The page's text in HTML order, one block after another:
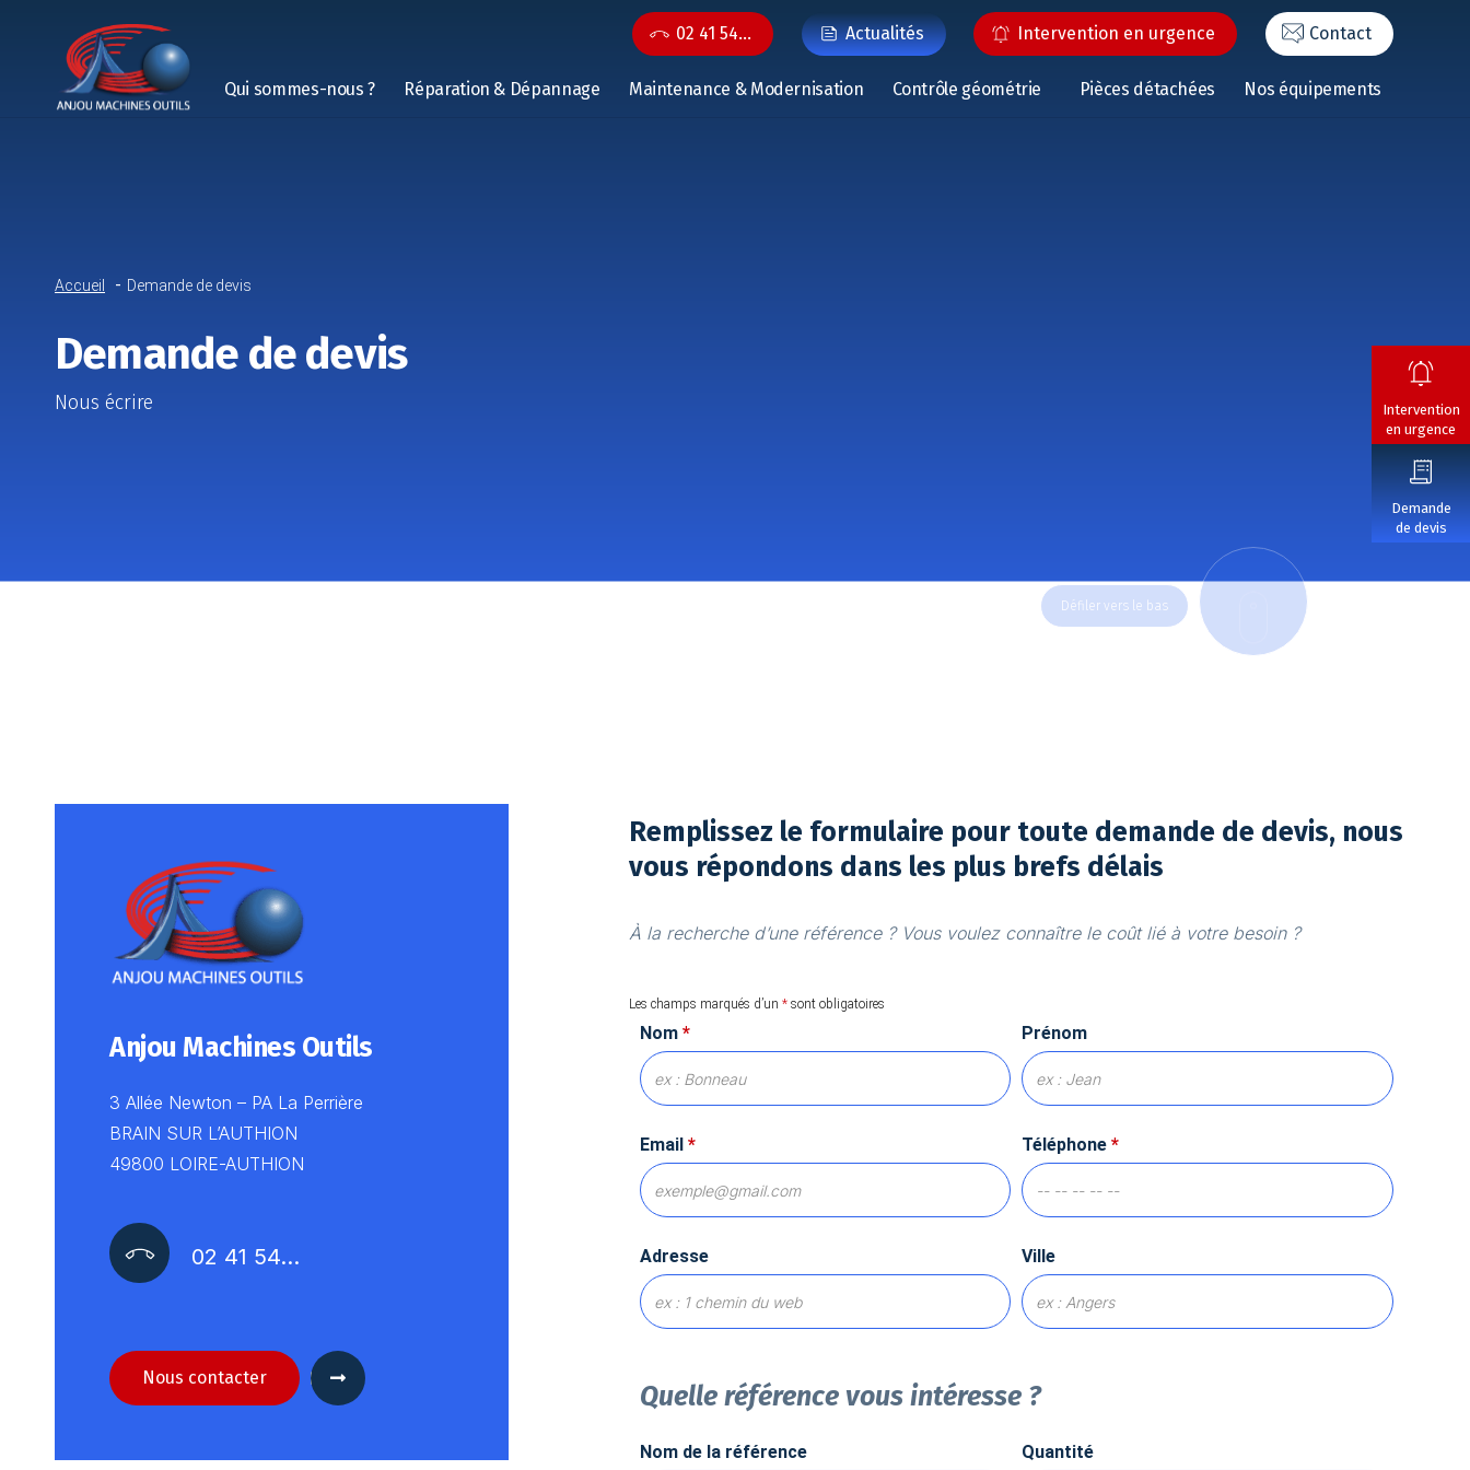
02 41 54… Actualités Intervention en urgence Contact
Qui sommes-nous ? Réparation & Dépannage Maintenance & Modernisation Contrôle géométrie Pièces détachées Nos équipements
Intervention
en urgence
Demande
de devis
Accueil Demande de devis
Demande de devis
Nous écrire
Anjou Machines Outils
3 Allée Newton – PA La Perrière
BRAIN SUR L’AUTHION
49800 LOIRE-AUTHION
02 41 54…
Nous contacter
Remplissez le formulaire pour toute demande de devis, nous
vous répondons dans les plus brefs délais
À la recherche d’une référence ? Vous voulez connaître le coût lié à votre besoin ?
Les champs marqués d’un *sont obligatoires
Nom * Prénom
Email * Téléphone*
Adresse Ville
Quelle référence vous intéresse ?
Nom de la référence Quantité